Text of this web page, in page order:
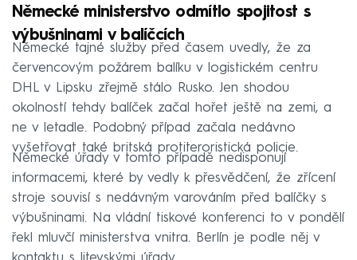
Německé ministerstvo odmítlo spojitost s
výbušninami v balíčcích
Německé tajné služby před časem uvedly, že za
červencovým požárem balíku v logistickém centru
DHL v Lipsku zřejmě stálo Rusko. Jen shodou
okolností tehdy balíček začal hořet ještě na zemi, a
ne v letadle. Podobný případ začala nedávno
vyšetřovat také britská protiteroristická policie.
Německé úřady v tomto případě nedisponují
informacemi, které by vedly k přesvědčení, že zřícení
stroje souvisí s nedávným varováním před balíčky s
výbušninami. Na vládní tiskové konferenci to v pondělí
řekl mluvčí ministerstva vnitra. Berlín je podle něj v